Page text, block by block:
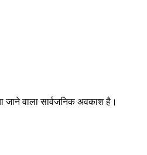
जाने वाला सार्वजनिक अवकाश है।